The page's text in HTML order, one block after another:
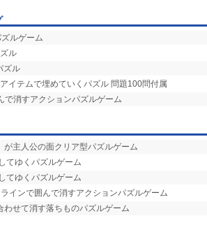
ルゲーム
ル
ズル
イテムで埋めていくパズル 問題100問付属
で消すアクションパズルゲーム
が主人公の面クリア型パズルゲーム
てゆくパズルゲーム
てゆくパズルゲーム
インで囲んで消すアクションパズルゲーム
わせて消す落ちものパズルゲーム